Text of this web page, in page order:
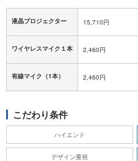
液晶プロジェクター 15,710円
ワイヤレスマイク１本 2,460円
有線マイク（1本） 2,460円
こだわり条件
ハイエンド
デザイン重視